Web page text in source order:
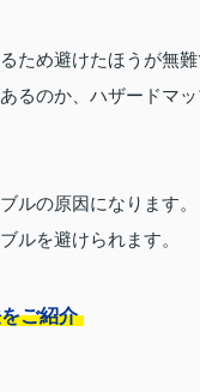
ため避けたほうが無難
るのか、ハザードマ
ルの原因になります。
ルを避けられます。
ご紹介